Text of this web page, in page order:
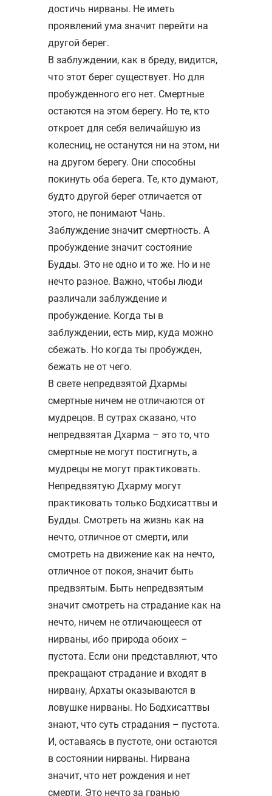
достичь нирваны. Не иметь
проявлений ума значит перейти на
другой берег.
В заблуждении, как в бреду, видится,
что этот берег существует. Но для
пробужденного его нет. Смертные
остаются на этом берегу. Но те, кто
откроет для себя величайшую из
колесниц, не останутся ни на этом, ни
на другом берегу. Они способны
покинуть оба берега. Те, кто думают,
будто другой берег отличается от
этого, не понимают Чань.
Заблуждение значит смертность. А
пробуждение значит состояние
Будды. Это не одно и то же. Но и не
нечто разное. Важно, чтобы люди
различали заблуждение и
пробуждение. Когда ты в
заблуждении, есть мир, куда можно
сбежать. Но когда ты пробужден,
бежать не от чего.
В свете непредвзятой Дхармы
смертные ничем не отличаются от
мудрецов. В сутрах сказано, что
непредвзятая Дхарма – это то, что
смертные не могут постигнуть, а
мудрецы не могут практиковать.
Непредвзятую Дхарму могут
практиковать только Бодхисаттвы и
Будды. Смотреть на жизнь как на
нечто, отличное от смерти, или
смотреть на движение как на нечто,
отличное от покоя, значит быть
предвзятым. Быть непредвзятым
значит смотреть на страдание как на
нечто, ничем не отличающееся от
нирваны, ибо природа обоих –
пустота. Если они представляют, что
прекращают страдание и входят в
нирвану, Архаты оказываются в
ловушке нирваны. Но Бодхисаттвы
знают, что суть страдания – пустота.
И, оставаясь в пустоте, они остаются
в состоянии нирваны. Нирвана
значит, что нет рождения и нет
смерти. Это нечто за гранью